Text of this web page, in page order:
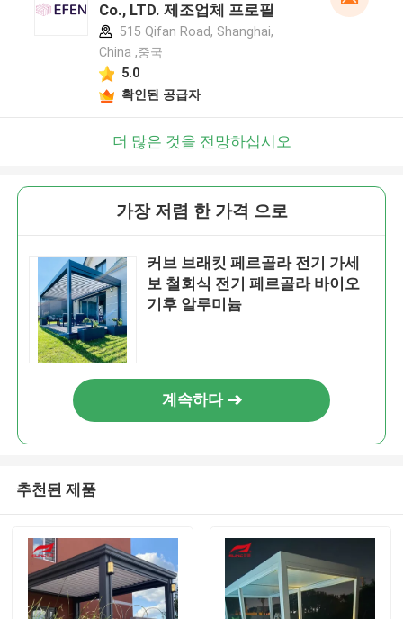
Co., LTD. 제조업체 프로필
515 Qifan Road, Shanghai,
China ,중국
5.0
확인된 공급자
더 많은 것을 전망하십시오
가장 저렴 한 가격 으로
커브 브래킷 페르골라 전기 가세
보 철회식 전기 페르골라 바이오
기후 알루미늄
계속하다
추천된 제품